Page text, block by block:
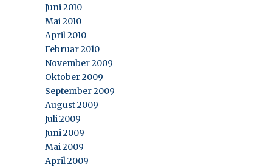
Juni 2010
Mai 2010
April 2010
Februar 2010
November 2009
Oktober 2009
September 2009
August 2009
Juli 2009
Juni 2009
Mai 2009
April 2009